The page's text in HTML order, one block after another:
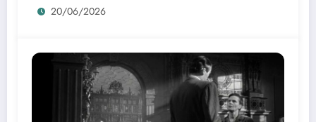
20/06/2026